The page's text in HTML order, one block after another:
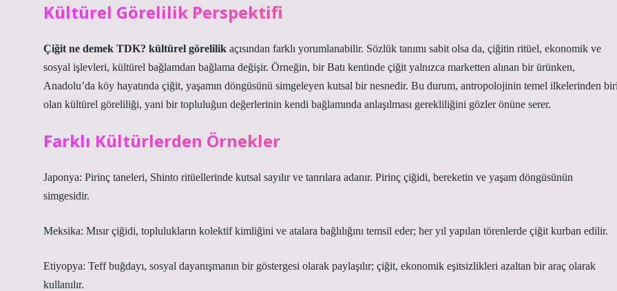
Kültürel Görelilik Perspektifi
Çiğit ne demek TDK? kültürel görelilik açısından farklı yorumlanabilir. Sözlük tanımı sabit olsa da, çiğitin ritüel, ekonomik ve
sosyal işlevleri, kültürel bağlamdan bağlama değişir. Örneğin, bir Batı kentinde çiğit yalnızca marketten alınan bir ürünken,
Anadolu’da köy hayatında çiğit, yaşamın döngüsünü simgeleyen kutsal bir nesnedir. Bu durum, antropolojinin temel ilkelerinden
olan kültürel göreliliği, yani bir topluluğun değerlerinin kendi bağlamında anlaşılması gerekliliğini gözler önüne serer.
Farklı Kültürlerden Örnekler
Japonya: Pirinç taneleri, Shinto ritüellerinde kutsal sayılır ve tanrılara adanır. Pirinç çiğidi, bereketin ve yaşam döngüsünün
simgesidir.
Meksika: Mısır çiğidi, toplulukların kolektif kimliğini ve atalara bağlılığını temsil eder; her yıl yapılan törenlerde çiğit kurban edilir.
Etiyopya: Teff buğdayı, sosyal dayanışmanın bir göstergesi olarak paylaşılır; çiğit, ekonomik eşitsizlikleri azaltan bir araç olarak
kullanılır.